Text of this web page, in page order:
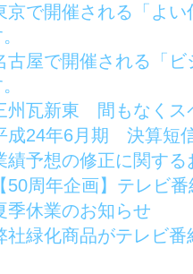
京で開催される「よ
古屋で開催される「
州瓦新東 間もなくス
成24年6月期 決算短
績予想の修正に関する
【50周年企画】テレビ
季休業のお知らせ
社緑化商品がテレビ